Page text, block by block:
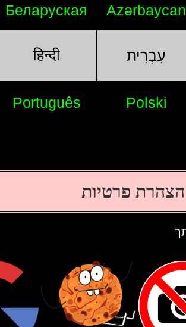
Azərbaycan
Беларуская
עִבְרִית हिन्दी
Polski
Português
הצהרת פרטיות